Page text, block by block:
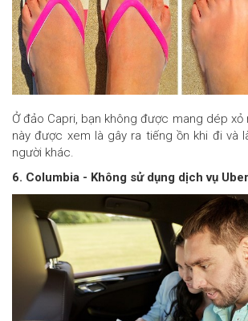
Ở đảo Capri, bạn không được mang dép xỏ
này được xem là gây ra tiếng ồn khi đi và
người khác.
6. Columbia - Không sử dụng dịch vụ Uber